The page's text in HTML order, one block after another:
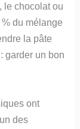
le chocolat ou
du mélange
la pâte
garder un bon
ont
des